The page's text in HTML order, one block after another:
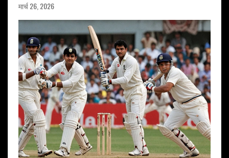
मार्च 26, 2026